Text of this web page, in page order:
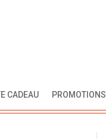
CADEAU PROMOTIONS